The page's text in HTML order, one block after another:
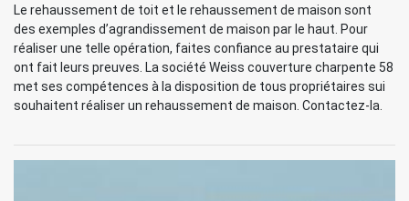
Le rehaussement de toit et le rehaussement de maison sont
des exemples d’agrandissement de maison par le haut. Pour
réaliser une telle opération, faites confiance au prestataire qui
ont fait leurs preuves. La société Weiss couverture charpente 58
met ses compétences à la disposition de tous propriétaires sui
souhaitent réaliser un rehaussement de maison. Contactez-la.